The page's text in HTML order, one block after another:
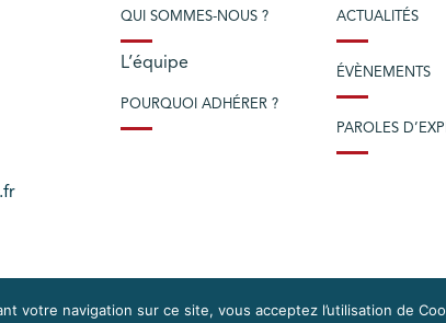
QUI SOMMES-NOUS ?
L’équipe
POURQUOI ADHÉRER ?
ACTUALITÉS
ÉVÈNEMENTS
PAROLES
LÉGALES EXERCEZ VOS DROITS DONNÉES
votre navigation sur ce site, vous acceptez l’utilisation de